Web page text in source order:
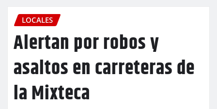
LOCALES
Alertan por robos y
asaltos en carreteras de
la Mixteca